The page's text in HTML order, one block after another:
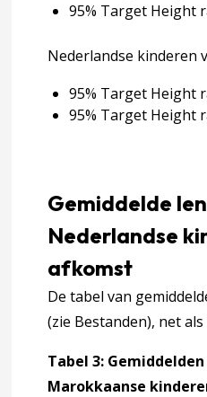
95% Target Height
Nederlandse kinderen
95% Target Height
95% Target Height
Gemiddelde
Nederlandse
afkomst
De tabel van
(zie Bestanden), net
Tabel 3:
Marokkaanse